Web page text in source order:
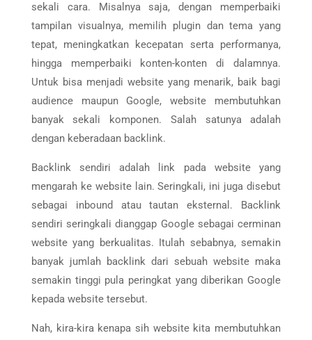
sekali cara. Misalnya saja, dengan memperbaiki
tampilan visualnya, memilih plugin dan tema yang
tepat, meningkatkan kecepatan serta performanya,
hingga memperbaiki konten-konten di dalamnya.
Untuk bisa menjadi website yang menarik, baik bagi
audience maupun Google, website membutuhkan
banyak sekali komponen. Salah satunya adalah
dengan keberadaan backlink.
Backlink sendiri adalah link pada website yang
mengarah ke website lain. Seringkali, ini juga disebut
sebagai inbound atau tautan eksternal. Backlink
sendiri seringkali dianggap Google sebagai cerminan
website yang berkualitas. Itulah sebabnya, semakin
banyak jumlah backlink dari sebuah website maka
semakin tinggi pula peringkat yang diberikan Google
kepada website tersebut.
Nah, kira-kira kenapa sih website kita membutuhkan